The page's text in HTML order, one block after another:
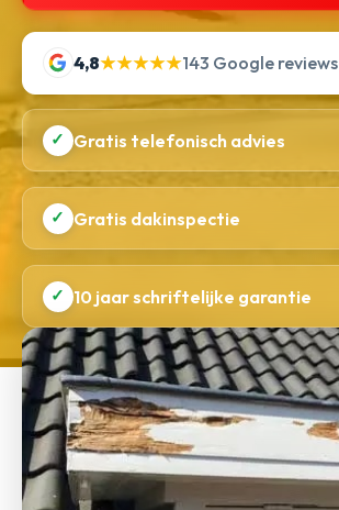
4,8★★★★★143 Google reviews
✓ Gratis telefonisch advies
✓ Gratis dakinspectie
✓ 10 jaar schriftelijke garantie